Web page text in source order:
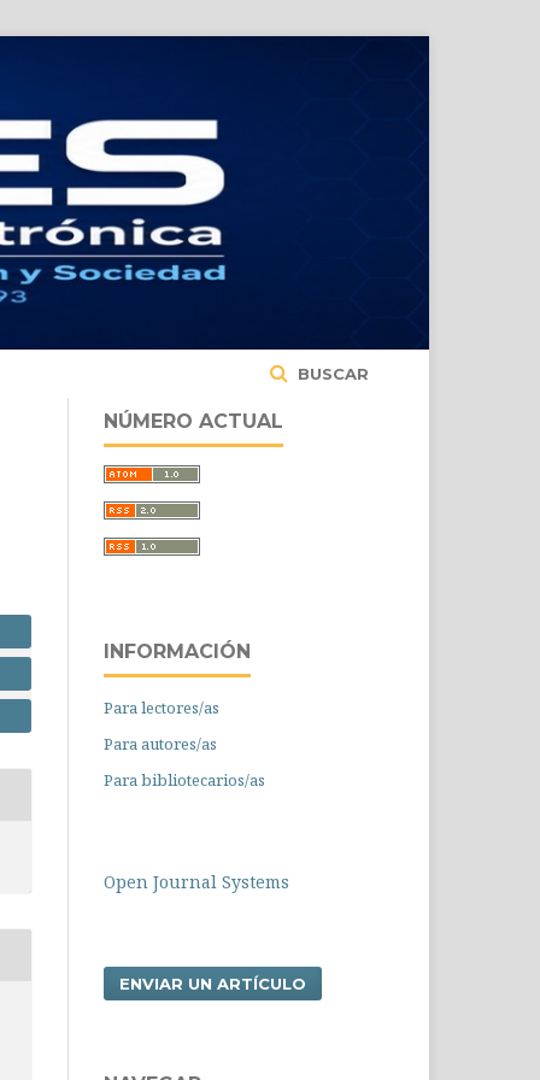
BUSCAR
NÚMERO ACTUAL
INFORMACIÓN
Para lectores/as
Para autores/as
Para bibliotecarios/as
Open Journal Systems
ENVIAR UN ARTÍCULO